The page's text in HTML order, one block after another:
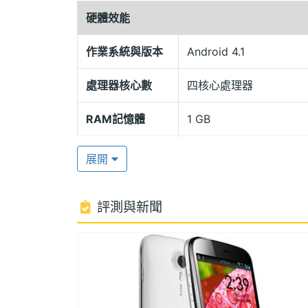
MT6589, 1.2GHz 四核心處理器，內在
礙，帶來暢快的飆網體驗。另外，
且可透過 microSD 記憶卡擴充、最高至
求，下載更多喜愛的 App 使用。
Micromax A116 Canvas HD 內建
每天見聞，成為永久的記憶。與此同時，
A116 Canvas HD 內置 GPS 衛星導航，
輸功能則方便用戶傳遞工作中的重要文件
硬體效能
作業系統與版本 Android 4.1
處理器核心數 四核心處理器
RAM記憶體 1 GB
ROM儲存空間
電池容量 2100 mAh(毫安培)
MediaTek MT6589,
展開
評測與新聞